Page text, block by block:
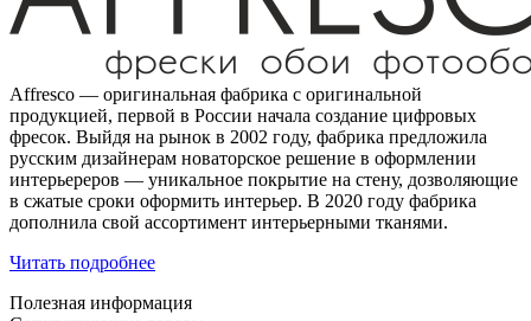
Affresco — оригинальная фабрика с оригинальной
продукцией, первой в России начала создание цифровых
фресок. Выйдя на рынок в 2002 году, фабрика предложила
русским дизайнерам новаторское решение в оформлении
интерьереров — уникальное покрытие на стену, дозволяющие
в сжатые сроки оформить интерьер. В 2020 году фабрика
дополнила свой ассортимент интерьерными тканями.
Читать подробнее
Полезная информация